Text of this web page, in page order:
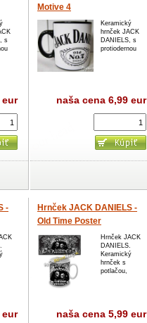
s
eur
Motive 4
Keramický
hrnček JACK
DANIELS, s
protiodernou
naša cena 6,99 eur
-
eur
Hrnček JACK DANIELS -
Old Time Poster
Hrnček JACK
DANIELS.
Keramický
hrnček s
potlačou,
naša cena 5,99 eur